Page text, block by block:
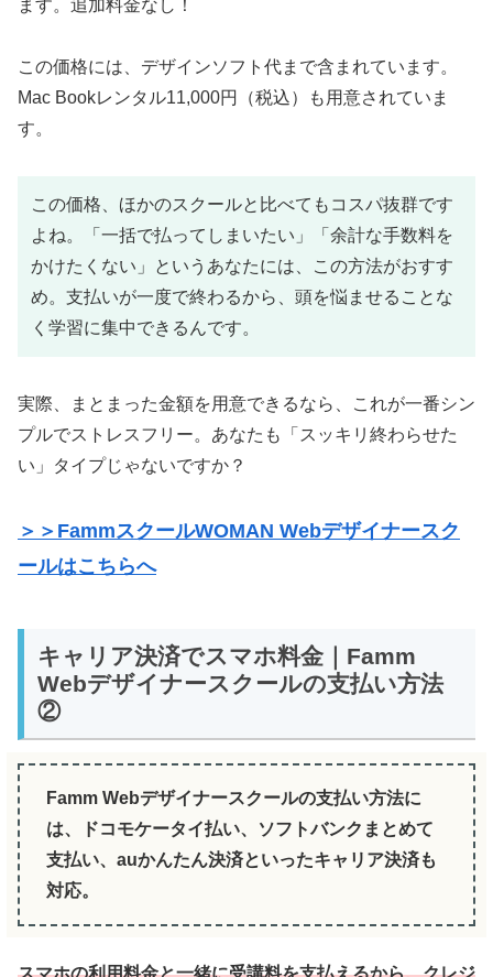
ます。追加料金なし！
この価格には、デザインソフト代まで含まれています。
Mac Bookレンタル11,000円（税込）も用意されていま
す。
この価格、ほかのスクールと比べてもコスパ抜群です
よね。「一括で払ってしまいたい」「余計な手数料を
かけたくない」というあなたには、この方法がおすす
め。支払いが一度で終わるから、頭を悩ませることな
く学習に集中できるんです。
実際、まとまった金額を用意できるなら、これが一番シン
プルでストレスフリー。あなたも「スッキリ終わらせた
い」タイプじゃないですか？
＞＞FammスクールWOMAN Webデザイナースク
ールはこちらへ
キャリア決済でスマホ料金｜Famm
Webデザイナースクールの支払い方法
②
Famm Webデザイナースクールの支払い方法に
は、ドコモケータイ払い、ソフトバンクまとめて
支払い、auかんたん決済といったキャリア決済も
対応。
スマホの利用料金と一緒に受講料を支払えるから、クレジ